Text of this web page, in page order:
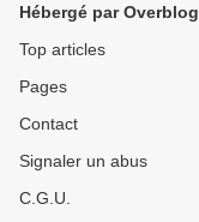
Hébergé par Overblog
Top articles
Pages
Contact
Signaler un abus
C.G.U.